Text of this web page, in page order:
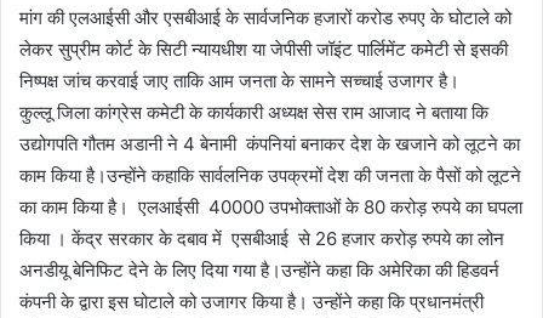
मांग की एलआईसी और एसबीआई के सार्वजनिक हजारों करोड रुपए के घोटाले को
लेकर सुप्रीम कोर्ट के सिटी न्यायधीश या जेपीसी जॉइंट पार्लिमेंट कमेटी से इसकी
निष्पक्ष जांच करवाई जाए ताकि आम जनता के सामने सच्चाई उजागर है।
कुल्लू जिला कांग्रेस कमेटी के कार्यकारी अध्यक्ष सेस राम आजाद ने बताया कि
उद्योगपति गौतम अडानी ने 4 बेनामी कंपनियां बनाकर देश के खजाने को लूटने का
काम किया है।उन्होंने कहाकि सार्वलनिक उपक्रमों देश की जनता के पैसों को लूटने
का काम किया है। एलआईसी 40000 उपभोक्ताओं के 80 करोड़ रुपये का घपला
किया । केंद्र सरकार के दबाव में एसबीआई से 26 हजार करोड़ रुपये का लोन
अनडीयू बेनिफिट देने के लिए दिया गया है।उन्होंने कहा कि अमेरिका की हिडवर्न
कंपनी के द्वारा इस घोटाले को उजागर किया है। उन्होंने कहा कि प्रधानमंत्री